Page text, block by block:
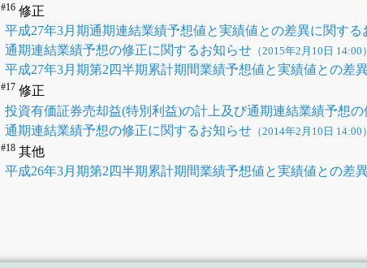
#16 修正
平成27年3月期通期連結業績予想値と実績値との差異に関する
通期連結業績予想の修正に関するお知らせ （2015年2月10日 14:00）
平成27年3月期第2四半期累計期間業績予想値と実績値との差
#17 修正
投資有価証券売却益(特別利益)の計上及び通期連結業績予想
通期連結業績予想の修正に関するお知らせ （2014年2月10日 14:00）
#18 其他
平成26年3月期第2四半期累計期間業績予想値と実績値との差